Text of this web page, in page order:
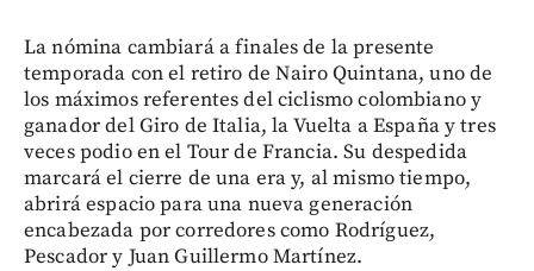
La nómina cambiará a finales de la presente
temporada con el retiro de Nairo Quintana, uno de
los máximos referentes del ciclismo colombiano y
ganador del Giro de Italia, la Vuelta a España y tres
veces podio en el Tour de Francia. Su despedida
marcará el cierre de una era y, al mismo tiempo,
abrirá espacio para una nueva generación
encabezada por corredores como Rodríguez,
Pescador y Juan Guillermo Martínez.